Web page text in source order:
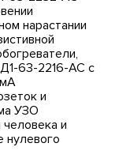
нарастании
63-2216-АС с
и
УЗО
и
нулевого